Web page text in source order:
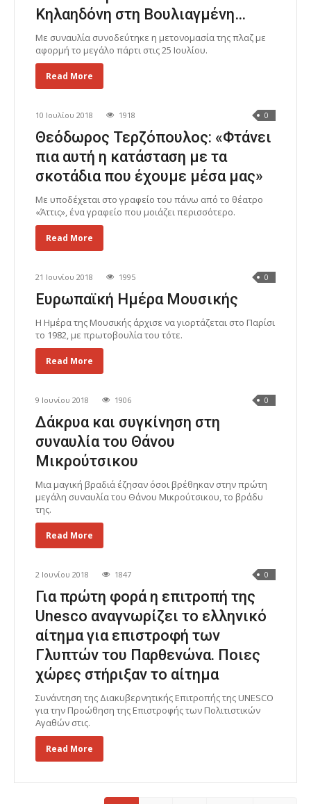
Κηλαηδόνη στη Βουλιαγμένη…
Με συναυλία συνοδεύτηκε η μετονομασία της πλαζ με
αφορμή το μεγάλο πάρτι στις 25 Ιουλίου.
Read More
10 Ιουλίου 2018 1918 0
Θεόδωρος Τερζόπουλος: «Φτάνει
πια αυτή η κατάσταση με τα
σκοτάδια που έχουμε μέσα μας»
Με υποδέχεται στο γραφείο του πάνω από το θέατρο
«Άττις», ένα γραφείο που μοιάζει περισσότερο.
Read More
21 Ιουνίου 2018 1995 0
Ευρωπαϊκή Ημέρα Μουσικής
Η Ημέρα της Μουσικής άρχισε να γιορτάζεται στο Παρίσι
το 1982, με πρωτοβουλία του τότε.
Read More
9 Ιουνίου 2018 1906 0
Δάκρυα και συγκίνηση στη
συναυλία του Θάνου
Μικρούτσικου
Mια μαγική βραδιά έζησαν όσοι βρέθηκαν στην πρώτη
μεγάλη συναυλία του Θάνου Μικρούτσικου, το βράδυ
της.
Read More
2 Ιουνίου 2018 1847 0
Για πρώτη φορά η επιτροπή της
Unesco αναγνωρίζει το ελληνικό
αίτημα για επιστροφή των
Γλυπτών του Παρθενώνα. Ποιες
χώρες στήριξαν το αίτημα
Συνάντηση της Διακυβερνητικής Επιτροπής της UNESCO
για την Προώθηση της Επιστροφής των Πολιτιστικών
Αγαθών στις.
Read More